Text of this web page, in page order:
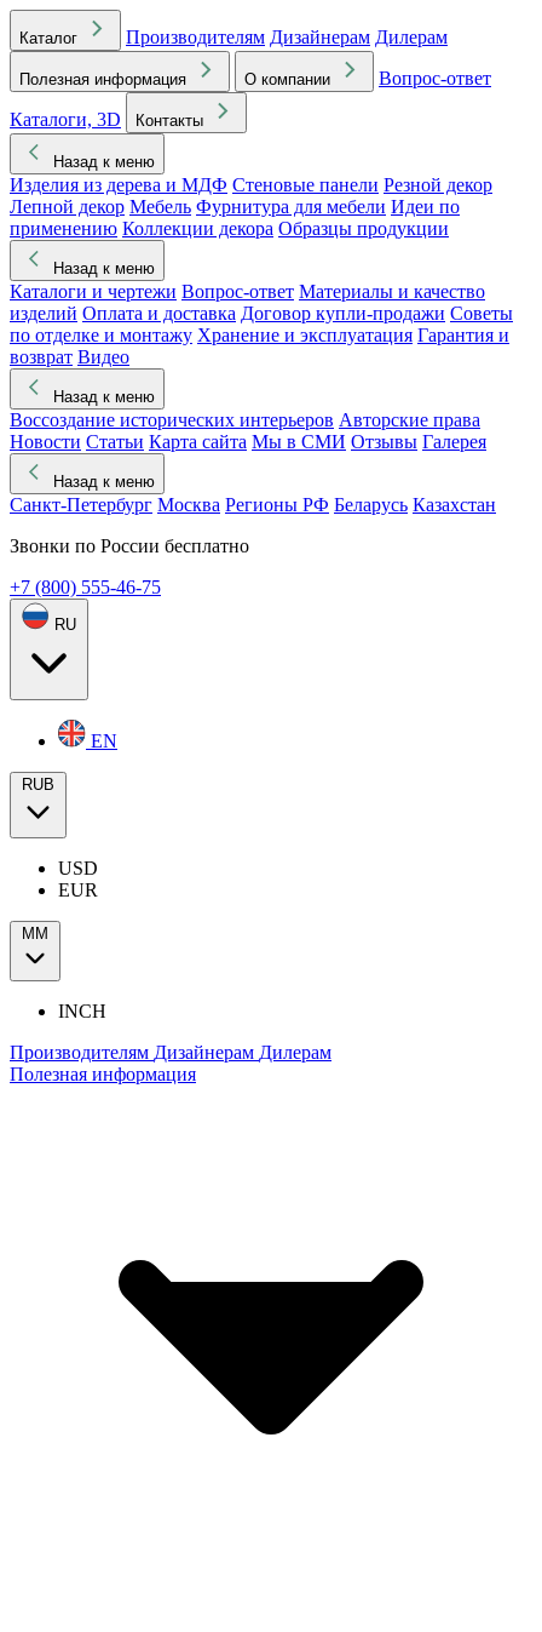
Каталог Производителям Дизайнерам Дилерам
Полезная информация О компании
Вопрос-ответ
Каталоги, 3D
Контакты
Назад к меню
Изделия из дерева и МДФ Стеновые панели Резной декор
Лепной декор Мебель Фурнитура для мебели Идеи по
применению Коллекции декора Образцы продукции
Назад к меню
Каталоги и чертежи Вопрос-ответ Материалы и качество
изделий Оплата и доставка Договор купли-продажи Советы
по отделке и монтажу Хранение и эксплуатация Гарантия и
возврат Видео
Назад к меню
Воссоздание исторических интерьеров Авторские права
Новости Статьи Карта сайта Мы в СМИ Отзывы Галерея
Назад к меню
Санкт-Петербург Москва Регионы РФ Беларусь Казахстан
Звонки по России бесплатно
+7 (800) 555-46-75
RU
EN
RUB
USD
EUR
ММ
INCH
Производителям Дизайнерам Дилерам
Полезная информация